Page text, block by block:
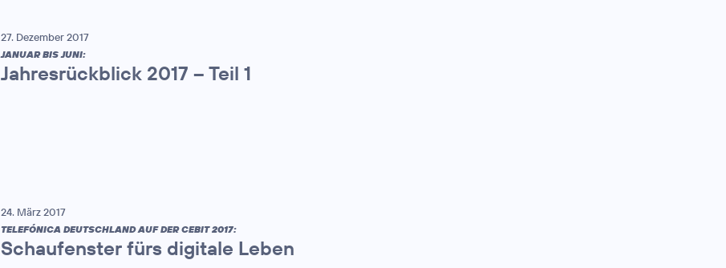
27. Dezember 2017
JANUAR BIS JUNI:
Jahresrückblick 2017 – Teil 1
24. März 2017
TELEFÓNICA DEUTSCHLAND AUF DER CEBIT 2017:
Schaufenster fürs digitale Leben